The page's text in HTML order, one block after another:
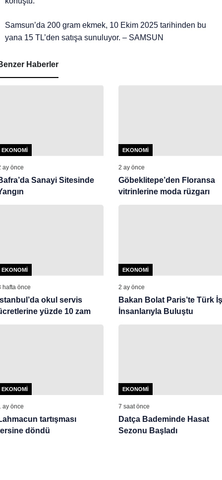
Samsun’da 200 gram ekmek, 10 Ekim 2025 tarihinden bu
yana 15 TL’den satışa sunuluyor. – SAMSUN
Haberler
EKONOMI
ay önce
Sanayi Sitesinde
EKONOMI
2 ay önce
Göbeklitepe’den Floransa
vitrinlerine moda rüzgarı
EKONOMI
hafta önce
okul servis
yüzde 10 zam
EKONOMI
2 ay önce
Bakan Bolat Paris’te Türk İş
İnsanlarıyla Buluştu
EKONOMI
ay önce
tartışması
döndü
EKONOMI
7 saat önce
Datça Bademinde Hasat
Sezonu Başladı